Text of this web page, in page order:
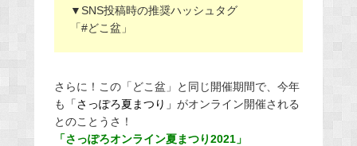
▼SNS投稿時の推奨ハッシュタグ
「#どこ盆」
さらに！この「どこ盆」と同じ開催期間で、今年
も 「さっぽろ夏まつり」 がオンライン開催される
とのことうさ！
「さっぽろオンライン夏まつり2021」